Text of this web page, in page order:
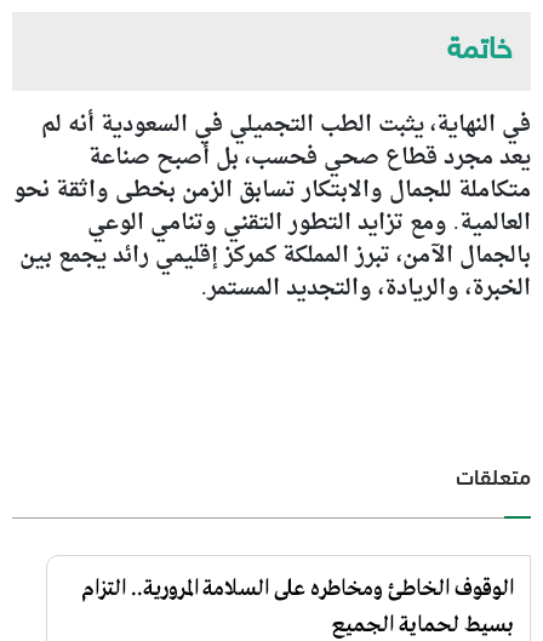
خاتمة
في النهاية، يثبت الطب التجميلي في السعودية أنه لم
يعد مجرد قطاع صحي فحسب، بل أصبح صناعة
متكاملة للجمال والابتكار تسابق الزمن بخطى واثقة نحو
العالمية. ومع تزايد التطور التقني وتنامي الوعي
بالجمال الآمن، تبرز المملكة كمركز إقليمي رائد يجمع بين
الخبرة، والريادة، والتجديد المستمر.
متعلقات
الوقوف الخاطئ ومخاطره على السلامة المرورية.. التزام
بسيط لحماية الجميع